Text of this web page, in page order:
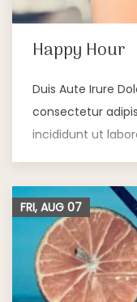
Happy Hour
Duis Aute Irure
consectetur
incididunt ut
FRI, AUG 07